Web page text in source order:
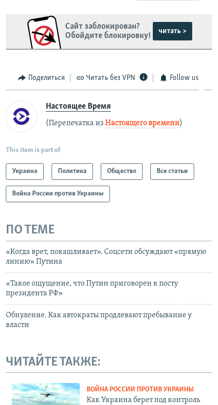
Сайт заблокирован?
Обойдите блокировку!
читать >
Поделиться Читать без VPN Follow us
Настоящее Время
(Перепечатка из Настоящего времени)
This item is part of
Украина Политика Общество Все статьи
Война России против Украины
ПО ТЕМЕ
«Когда врет, покашливает». Соцсети обсуждают «прямую
линию» Путина
«Такое ощущение, что Путин приговорен к посту
президента РФ»
Обнуление. Как автократы продлевают пребывание у
власти
ЧИТАЙТЕ ТАКЖЕ:
ВОЙНА РОССИИ ПРОТИВ УКРАИНЫ
Как Украина берет под контроль